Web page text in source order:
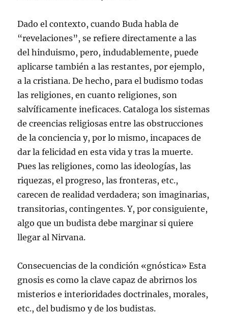
Dado el contexto, cuando Buda habla de
“revelaciones”, se refiere directamente a las
del hinduismo, pero, indudablemente, puede
aplicarse también a las restantes, por ejemplo,
a la cristiana. De hecho, para el budismo todas
las religiones, en cuanto religiones, son
salvíficamente ineficaces. Cataloga los sistemas
de creencias religiosas entre las obstrucciones
de la conciencia y, por lo mismo, incapaces de
dar la felicidad en esta vida y tras la muerte.
Pues las religiones, como las ideologías, las
riquezas, el progreso, las fronteras, etc.,
carecen de realidad verdadera; son imaginarias,
transitorias, contingentes. Y, por consiguiente,
algo que un budista debe marginar si quiere
llegar al Nirvana.
Consecuencias de la condición «gnóstica» Esta
gnosis es como la clave capaz de abrirnos los
misterios e interioridades doctrinales, morales,
etc., del budismo y de los budistas.